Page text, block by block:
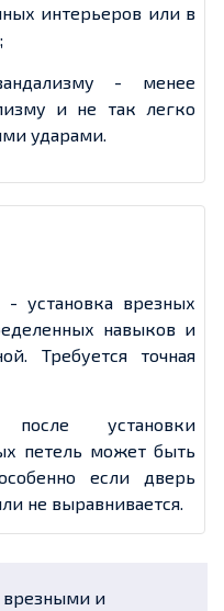
интерьеров или в
- менее
и не так легко
ударами.
установка врезных
навыков и
Требуется точная
установки
петель может быть
если дверь
не выравнивается.
врезными и